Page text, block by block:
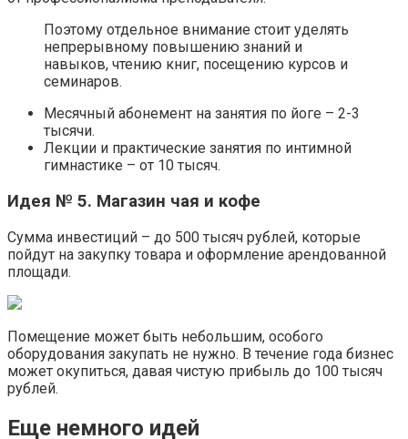
Поэтому отдельное внимание стоит уделять
непрерывному повышению знаний и
навыков, чтению книг, посещению курсов и
семинаров.
Месячный абонемент на занятия по йоге – 2-3
тысячи.
Лекции и практические занятия по интимной
гимнастике – от 10 тысяч.
Идея № 5. Магазин чая и кофе
Сумма инвестиций – до 500 тысяч рублей, которые
пойдут на закупку товара и оформление арендованной
площади.
Помещение может быть небольшим, особого
оборудования закупать не нужно. В течение года бизнес
может окупиться, давая чистую прибыль до 100 тысяч
рублей.
Еще немного идей